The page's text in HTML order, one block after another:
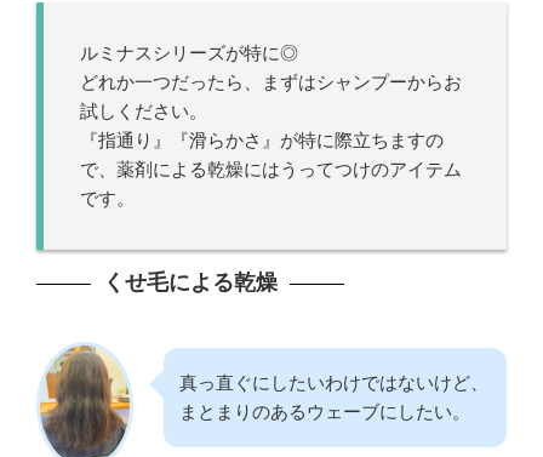
ルミナスシリーズが特に◎
どれか一つだったら、まずはシャンプーからお
試しください。
『指通り』『滑らかさ』が特に際立ちますの
で、薬剤による乾燥にはうってつけのアイテム
です。
くせ毛による乾燥
真っ直ぐにしたいわけではないけど、
まとまりのあるウェーブにしたい。